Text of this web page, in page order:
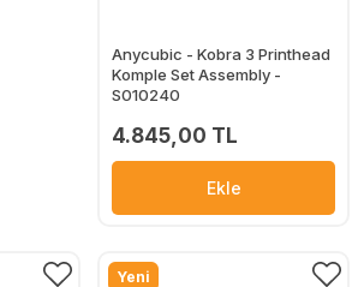
Anycubic - Kobra 3 Printhead
Komple Set Assembly -
S010240
4.845,00 TL
Ekle
Yeni